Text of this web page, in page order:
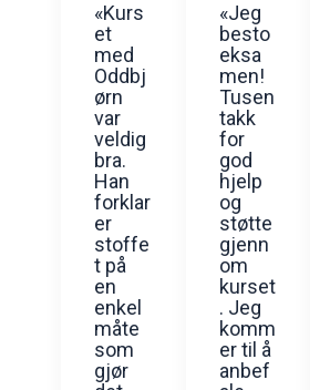
«Kurs
et
med
Oddbj
ørn
var
veldig
bra.
Han
forklar
er
stoffe
t på
en
enkel
måte
som
gjør
«Jeg
besto
eksa
men!
Tusen
takk
for
god
hjelp
og
støtte
gjenn
om
kurset
. Jeg
komm
er til å
anbef